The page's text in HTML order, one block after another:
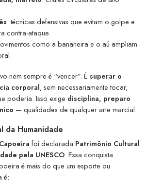
: técnicas defensivas que evitam o golpe e
contra-ataque.
como a bananeira e o aú ampliam
nem sempre é “vencer”. É superar o
corporal, sem necessariamente tocar,
poderia. Isso exige disciplina, preparo
— qualidades de qualquer arte marcial.
da Humanidade
foi declarada Patrimônio Cultural
pela UNESCO. Essa conquista
é mais do que um esporte ou
é: